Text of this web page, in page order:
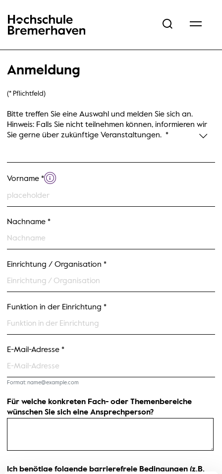
Hochschule Bremerhaven
Anmeldung
(* Pflichtfeld)
Pflichtfelder sind mit einem Sternchen (*) gekennzeichnet und
Bitte treffen Sie eine Auswahl und melden Sie sich an.
Hinweis: Falls Sie nicht teilnehmen können, informieren wir
Sie gerne über zukünftige Veranstaltungen. *
Vorname * Weitere Informationen zu Vorname
Hilfetext
Nachname *
Einrichtung / Organisation *
Funktion in der Einrichtung *
E-Mail-Adresse *
Format: name@example.com
Für welche konkreten Fach- oder Themenbereiche
wünschen Sie sich eine Ansprechperson?
Ich benötige folgende barrierefreie Bedingungen (z.B.